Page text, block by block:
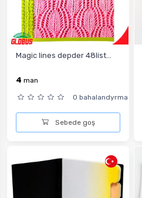
Magic lines depder 48list...
4 man
0 bahalandyrma
Sebede goş